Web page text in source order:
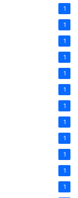
1
1
1
1
1
1
1
1
1
1
1
1